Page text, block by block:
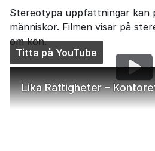
Stereotypa uppfattningar kan
människor. Filmen visar på
om kön.
Lika Rättigheter –
Titta på YouTube